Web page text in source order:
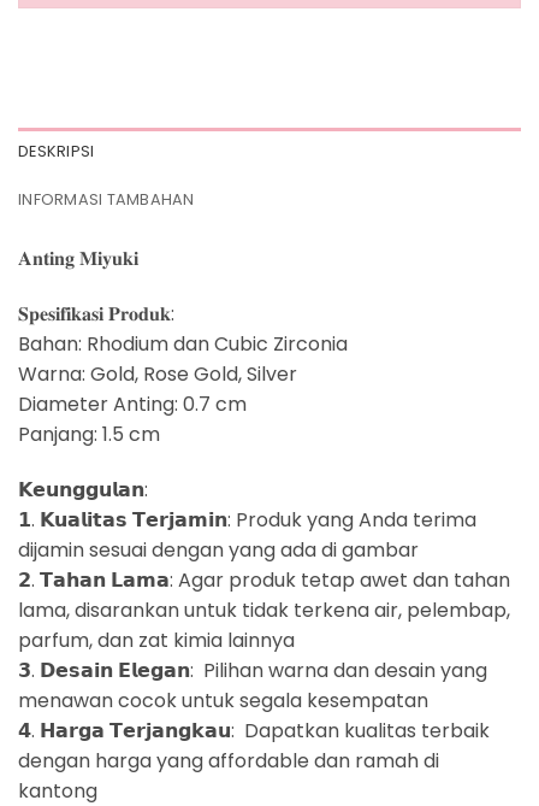
DESKRIPSI
INFORMASI TAMBAHAN
𝐀𝐧𝐭𝐢𝐧𝐠 𝐌𝐢𝐲𝐮𝐤𝐢
𝐒𝐩𝐞𝐬𝐢𝐟𝐢𝐤𝐚𝐬𝐢 𝐏𝐫𝐨𝐝𝐮𝐤:
Bahan: Rhodium dan Cubic Zirconia
Warna: Gold, Rose Gold, Silver
Diameter Anting: 0.7 cm
Panjang: 1.5 cm
𝗞𝗲𝘂𝗻𝗴𝗴𝘂𝗹𝗮𝗻:
𝟭. 𝗞𝘂𝗮𝗹𝗶𝘁𝗮𝘀 𝗧𝗲𝗿𝗷𝗮𝗺𝗶𝗻: Produk yang Anda terima
dijamin sesuai dengan yang ada di gambar
𝟮. 𝗧𝗮𝗵𝗮𝗻 𝗟𝗮𝗺𝗮: Agar produk tetap awet dan tahan
lama, disarankan untuk tidak terkena air, pelembap,
parfum, dan zat kimia lainnya
𝟯. 𝗗𝗲𝘀𝗮𝗶𝗻 𝗘𝗹𝗲𝗴𝗮𝗻: Pilihan warna dan desain yang
menawan cocok untuk segala kesempatan
𝟰. 𝗛𝗮𝗿𝗴𝗮 𝗧𝗲𝗿𝗷𝗮𝗻𝗴𝗸𝗮𝘂: Dapatkan kualitas terbaik
dengan harga yang affordable dan ramah di
kantong